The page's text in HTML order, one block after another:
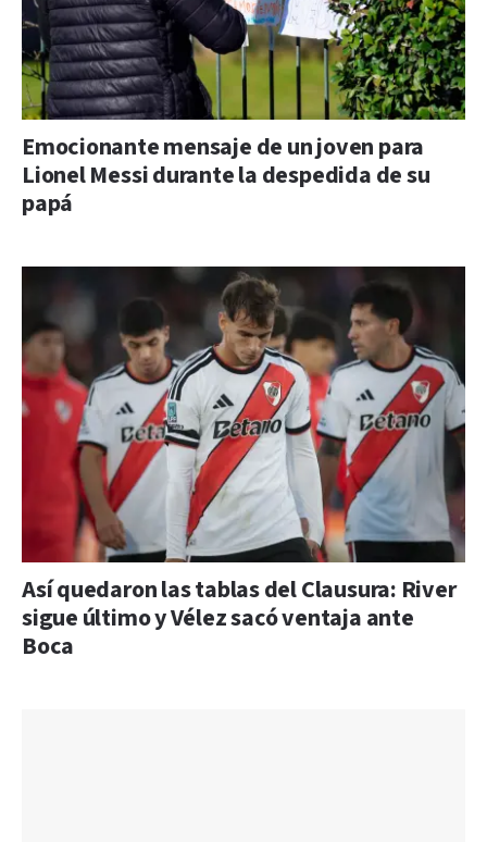
Emocionante mensaje de un joven para
Lionel Messi durante la despedida de su
papá
Así quedaron las tablas del Clausura: River
sigue último y Vélez sacó ventaja ante
Boca